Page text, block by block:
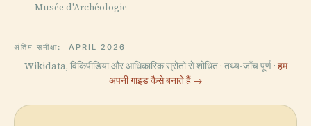
Musée d'Archéologie
अंतिम समीक्षा: APRIL 2026
Wikidata, विकिपीडिया और आधिकारिक स्रोतों से शोधित · तथ्य-जाँच पूर्ण · हम
अपनी गाइड कैसे बनाते हैं →